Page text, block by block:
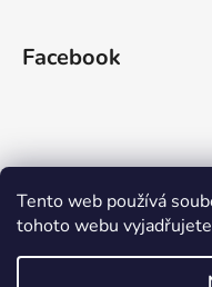
Tento web používá
tohoto webu
Facebook